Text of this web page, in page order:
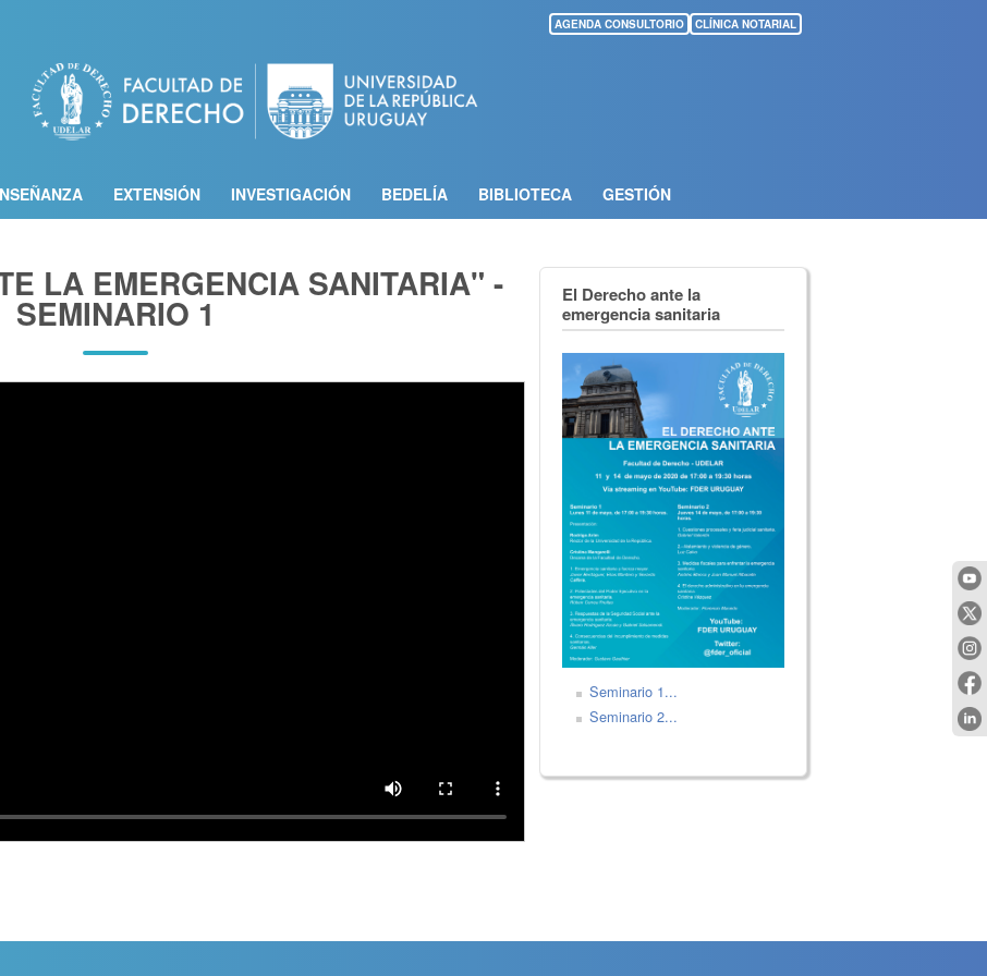
contenido
principal
AGENDA CONSULTORIO CLÍNICA NOTARIAL
EXTENSIÓN INVESTIGACIÓN BEDELÍA BIBLIOTECA GESTIÓN
LA EMERGENCIA SANITARIA" -
SEMINARIO 1
El Derecho ante la
emergencia sanitaria
Seminario 1...
Seminario 2...